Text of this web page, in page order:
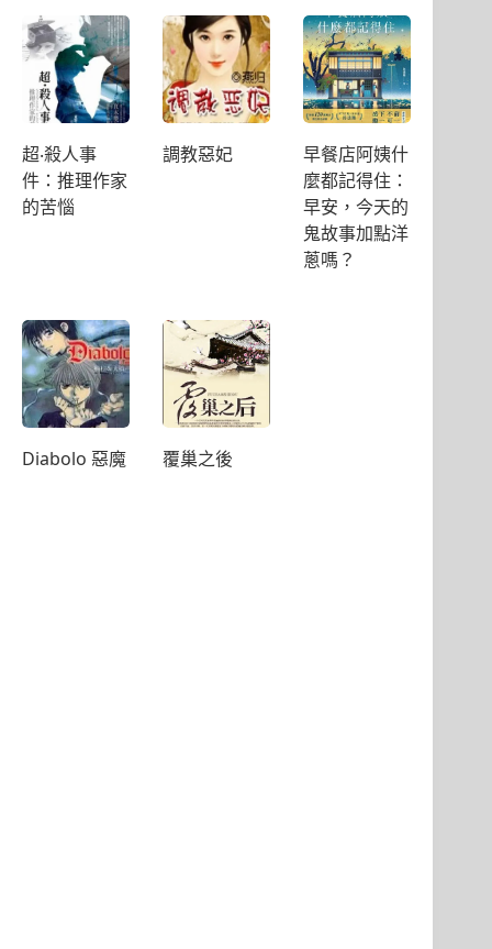
超‧殺人事
件：推理作家
的苦惱
調教惡妃
早餐店阿姨什
麼都記得住：
早安，今天的
鬼故事加點洋
蔥嗎？
Diabolo 惡魔 覆巢之後